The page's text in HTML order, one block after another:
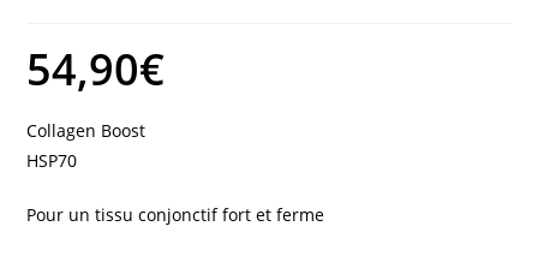
54,90€
Collagen Boost
HSP70
Pour un tissu conjonctif fort et ferme